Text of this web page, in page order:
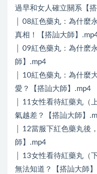
過早和女人確立關系【
│ 08紅色藥丸：為什麼
真相！【搭訕大師】
│ 09紅色藥丸：為什麽
師】.mp4
│ 10紅色藥丸：為什麼
愛？【搭訕大師】.mp4
│ 11女性看待紅藥丸（
氣越差？【搭訕大師】
│ 12當服下紅色藥丸後
師】.mp4
│ 13女性看待紅藥丸（
無法知道？【搭訕大師